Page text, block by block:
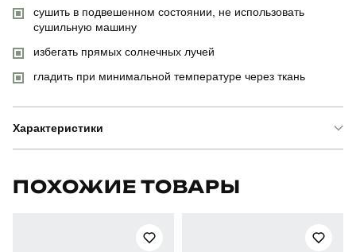
сушить в подвешенном состоянии, не использовать
сушильную машину
избегать прямых солнечных лучей
гладить при минимальной температуре через ткань
Характеристики
для повсякденного носіння
ПОХОЖИЕ ТОВАРЫ